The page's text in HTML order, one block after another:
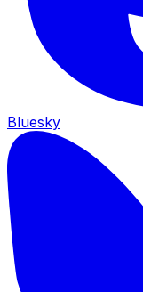
Bluesky